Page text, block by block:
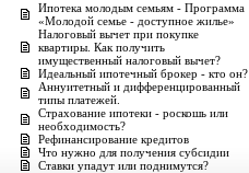
Ипотека молодым семьям - Программа
«Молодой семье - доступное жилье»
Налоговый вычет при покупке
квартиры. Как получить
имущественный налоговый вычет?
Идеальный ипотечный брокер - кто он?
Аннуитетный и дифференцированный
типы платежей.
Страхование ипотеки - роскошь или
необходимость?
Рефинансирование кредитов
Что нужно для получения субсидии
Ставки упадут или поднимутся?